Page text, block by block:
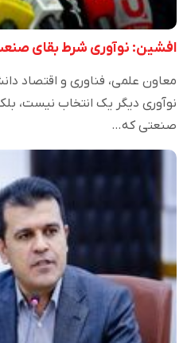
افشین: نوآوری شرط بقای
معاون علمی، فناوری و اقتصاد
نوآوری دیگر یک انتخاب نیست،
صنعتی که…